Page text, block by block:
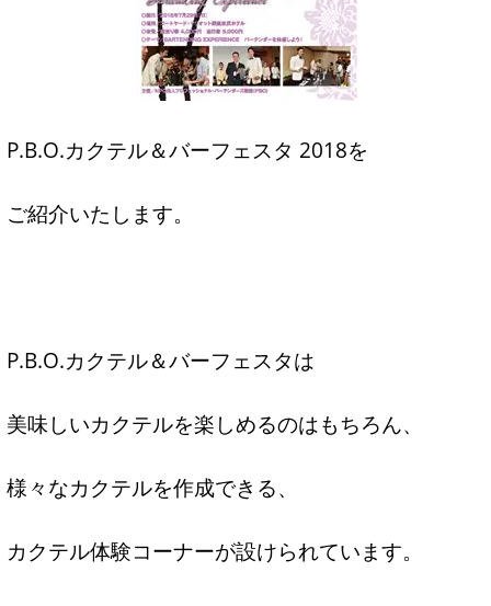
P.B.O.カクテル＆バーフェスタ 2018を
ご紹介いたします。
P.B.O.カクテル＆バーフェスタは
美味しいカクテルを楽しめるのはもちろん、
様々なカクテルを作成できる、
カクテル体験コーナーが設けられています。